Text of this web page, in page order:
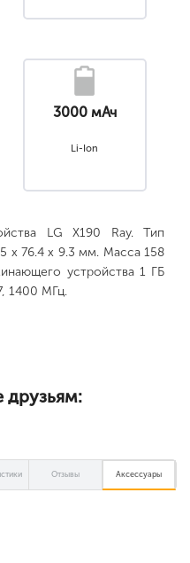
3000 мАч
Li-Ion
LG X190 Ray. Тип
x 76.4 x 9.3 мм. Масса 158
устройства 1 ГБ
1400 МГц.
друзьям:
Отзывы Аксессуары